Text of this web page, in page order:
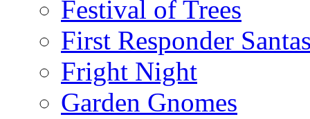
Festival of Trees
First Responder
Fright Night
Garden Gnomes